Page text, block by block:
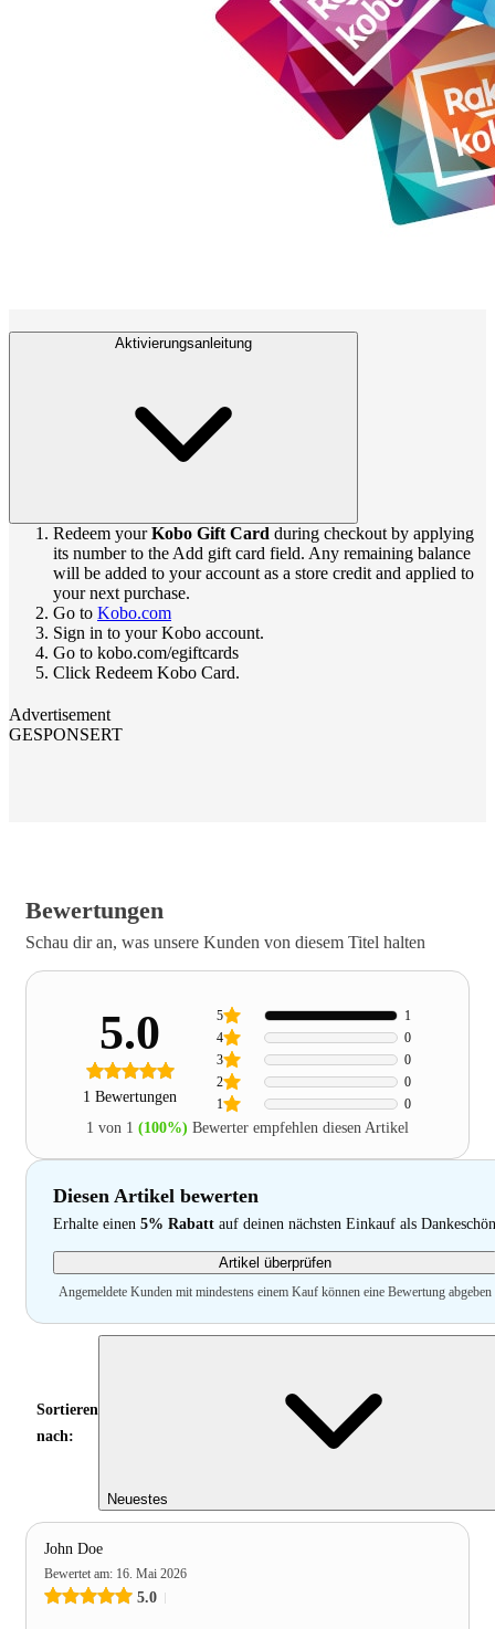
Aktivierungsanleitung
Redeem yourKobo Gift Card during checkout by applying
its number to the Add gift card field. Any remaining balance
will be added to your account as a store credit and applied to
your next purchase.
Go to Kobo.com
Sign in to your Kobo account.
Go to kobo.com/egiftcards
Click Redeem Kobo Card.
Advertisement
GESPONSERT
Bewertungen
Schau dir an, was unsere Kunden von diesem Titel halten
5.0
1 Bewertungen 1 0
2 0
3 0
4 0
5 1
1 von 1 (100%) Bewerter empfehlen diesen Artikel
Diesen Artikel bewerten
Erhalte einen 5% Rabatt auf deinen nächsten Einkauf als Dankeschön
Artikel überprüfen
Angemeldete Kunden mit mindestens einem Kauf können eine Bewertung abgeben
Sortieren
nach:
Neuestes
John Doe
Bewertet am: 16. Mai 2026
5.0